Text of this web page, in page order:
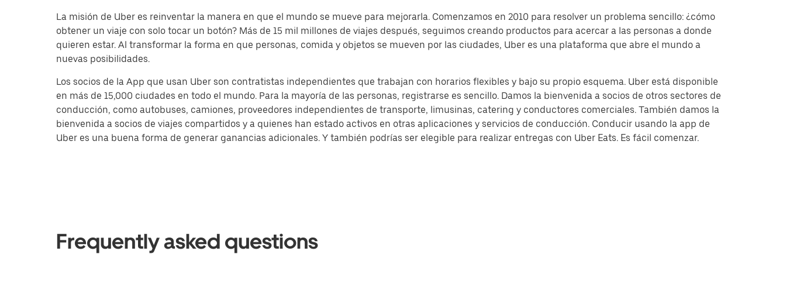
La misión de Uber es reinventar la manera en que el mundo se mueve para mejorarla. Comenzamos en 2010 para resolver un problema sencillo: ¿cómo
obtener un viaje con solo tocar un botón? Más de 15 mil millones de viajes después, seguimos creando productos para acercar a las personas a donde
quieren estar. Al transformar la forma en que personas, comida y objetos se mueven por las ciudades, Uber es una plataforma que abre el mundo a
nuevas posibilidades.
Los socios de la App que usan Uber son contratistas independientes que trabajan con horarios flexibles y bajo su propio esquema. Uber está disponible
en más de 15,000 ciudades en todo el mundo. Para la mayoría de las personas, registrarse es sencillo. Damos la bienvenida a socios de otros sectores de
conducción, como autobuses, camiones, proveedores independientes de transporte, limusinas, catering y conductores comerciales. También damos la
bienvenida a socios de viajes compartidos y a quienes han estado activos en otras aplicaciones y servicios de conducción. Conducir usando la app de
Uber es una buena forma de generar ganancias adicionales. Y también podrías ser elegible para realizar entregas con Uber Eats. Es fácil comenzar.
Frequently asked questions